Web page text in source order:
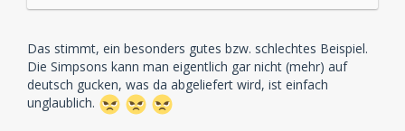
Das stimmt, ein besonders gutes bzw. schlechtes Beispiel.
Die Simpsons kann man eigentlich gar nicht (mehr) auf
deutsch gucken, was da abgeliefert wird, ist einfach
unglaublich.